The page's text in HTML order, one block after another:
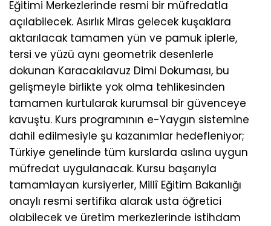
Eğitimi Merkezlerinde resmi bir müfredatla
açılabilecek. Asırlık Miras gelecek kuşaklara
aktarılacak tamamen yün ve pamuk iplerle,
tersi ve yüzü aynı geometrik desenlerle
dokunan Karacakılavuz Dimi Dokuması, bu
gelişmeyle birlikte yok olma tehlikesinden
tamamen kurtularak kurumsal bir güvenceye
kavuştu. Kurs programının e-Yaygın sistemine
dahil edilmesiyle şu kazanımlar hedefleniyor;
Türkiye genelinde tüm kurslarda aslına uygun
müfredat uygulanacak. Kursu başarıyla
tamamlayan kursiyerler, Millî Eğitim Bakanlığı
onaylı resmi sertifika alarak usta öğretici
olabilecek ve üretim merkezlerinde istihdam